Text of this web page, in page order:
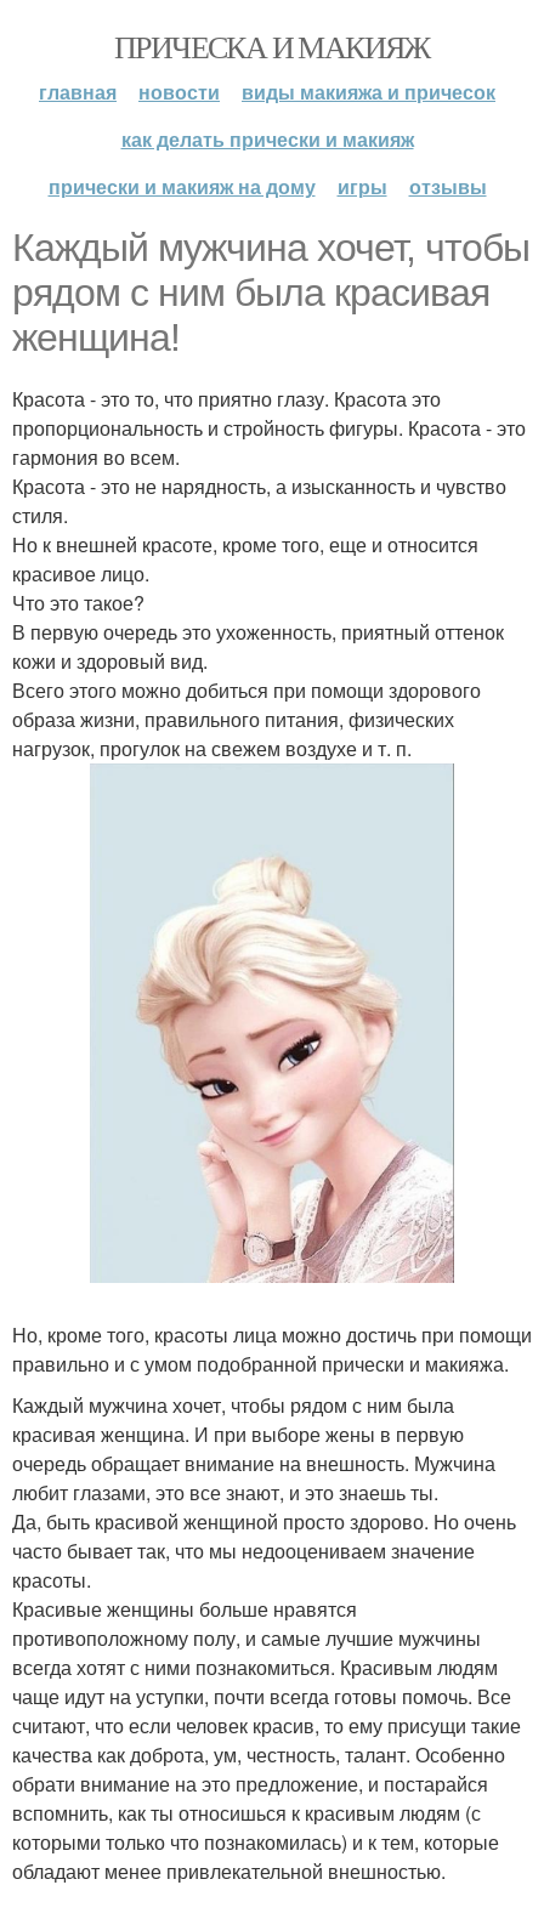
ПРИЧЕСКА И МАКИЯЖ
главная новости
виды макияжа и причесок
как делать прически и макияж
прически и макияж на дому
игры отзывы
Каждый мужчина хочет, чтобы
рядом с ним была красивая
женщина!
Красота - это то, что приятно глазу. Красота это
пропорциональность и стройность фигуры. Красота - это
гармония во всем.
Красота - это не нарядность, а изысканность и чувство
стиля.
Но к внешней красоте, кроме того, еще и относится
красивое лицо.
Что это такое?
В первую очередь это ухоженность, приятный оттенок
кожи и здоровый вид.
Всего этого можно добиться при помощи здорового
образа жизни, правильного питания, физических
нагрузок, прогулок на свежем воздухе и т. п.
Но, кроме того, красоты лица можно достичь при помощи
правильно и с умом подобранной прически и макияжа.
Каждый мужчина хочет, чтобы рядом с ним была
красивая женщина. И при выборе жены в первую
очередь обращает внимание на внешность. Мужчина
любит глазами, это все знают, и это знаешь ты.
Да, быть красивой женщиной просто здорово. Но очень
часто бывает так, что мы недооцениваем значение
красоты.
Красивые женщины больше нравятся
противоположному полу, и самые лучшие мужчины
всегда хотят с ними познакомиться. Красивым людям
чаще идут на уступки, почти всегда готовы помочь. Все
считают, что если человек красив, то ему присущи такие
качества как доброта, ум, честность, талант. Особенно
обрати внимание на это предложение, и постарайся
вспомнить, как ты относишься к красивым людям (с
которыми только что познакомилась) и к тем, которые
обладают менее привлекательной внешностью.